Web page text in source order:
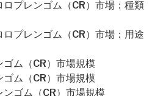
プレンゴム（CR）市場：種類
プレンゴム（CR）市場：用途
ム（CR）市場規模
ム（CR）市場規模
ゴム（CR）市場規模